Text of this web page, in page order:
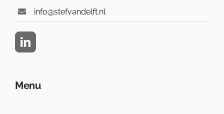
info@stefvandelft.nl
Menu